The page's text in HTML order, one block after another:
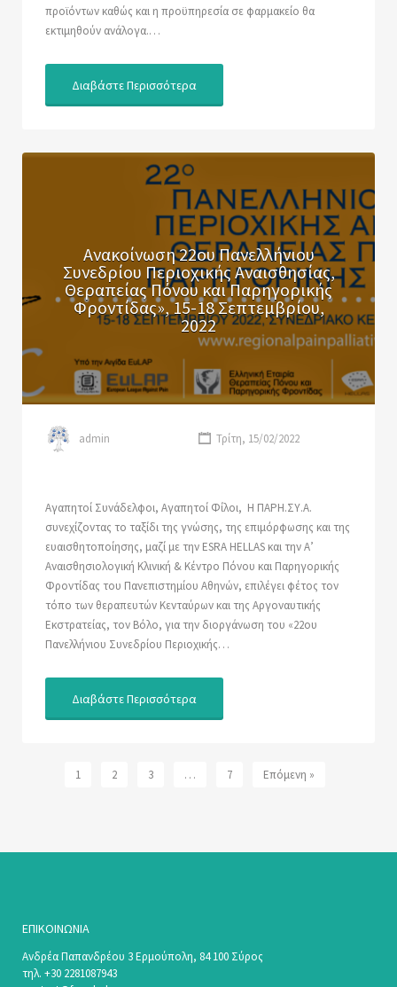
προϊόντων καθώς και η προϋπηρεσία σε φαρμακείο θα
εκτιμηθούν ανάλογα.…
Διαβάστε Περισσότερα
Ανακοίνωση 22ου Πανελλήνιου
Συνεδρίου Περιοχικής Αναισθησίας,
Θεραπείας Πόνου και Παρηγορικής
Φροντίδας», 15-18 Σεπτεμβρίου,
2022
admin Τρίτη, 15/02/2022
Αγαπητοί Συνάδελφοι, Αγαπητοί Φίλοι, Η ΠΑΡΗ.ΣΥ.Α.
συνεχίζοντας το ταξίδι της γνώσης, της επιμόρφωσης και της
ευαισθητοποίησης, μαζί με την ESRA HELLAS και την Α’
Αναισθησιολογική Κλινική & Κέντρο Πόνου και Παρηγορικής
Φροντίδας του Πανεπιστημίου Αθηνών, επιλέγει φέτος τον
τόπο των θεραπευτών Κενταύρων και της Αργοναυτικής
Εκστρατείας, τον Βόλο, για την διοργάνωση του «22ου
Πανελλήνιου Συνεδρίου Περιοχικής…
Διαβάστε Περισσότερα
1 2 3 … 7 Επόμενη »
ΕΠΙΚΟΙΝΩΝΊΑ
Ανδρέα Παπανδρέου 3 Ερμούπολη, 84 100 Σύρος
τηλ. +30 2281087943